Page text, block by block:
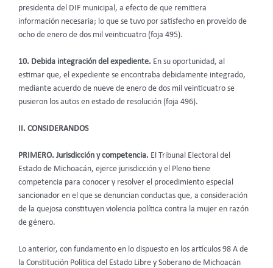
presidenta del DIF municipal, a efecto de que remitiera
información necesaria; lo que se tuvo por satisfecho en proveído de
ocho de enero de dos mil veinticuatro (foja 495).
10. Debida integración del expediente. En su oportunidad, al
estimar que, el expediente se encontraba debidamente integrado,
mediante acuerdo de nueve de enero de dos mil veinticuatro se
pusieron los autos en estado de resolución (foja 496).
II. CONSIDERANDOS
PRIMERO. Jurisdicción y competencia. El Tribunal Electoral del
Estado de Michoacán, ejerce jurisdicción y el Pleno tiene
competencia para conocer y resolver el procedimiento especial
sancionador en el que se denuncian conductas que, a consideración
de la quejosa constituyen violencia política contra la mujer en razón
de género.
Lo anterior, con fundamento en lo dispuesto en los artículos 98 A de
la Constitución Política del Estado Libre y Soberano de Michoacán